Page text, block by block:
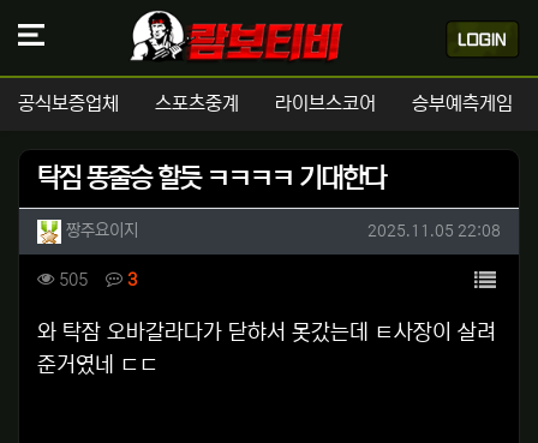
공식보증업체 스포츠중계 라이브스코어 승부예측게임
탁짐 똥줄승 할듯 ㅋㅋㅋㅋ 기대한다
작성자 정보
짱주요이지 작성일
2025.11.05 22:08
컨텐츠 정보
505조회 3댓글 목록
본문
와 탁잠 오바갈라다가 닫햐서 못갔는데 ㅌ사장이 살려
준거였네 ㄷㄷ